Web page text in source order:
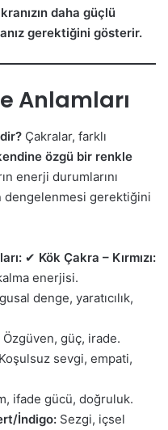
daha güçlü
gerektiğini gösterir.
Anlamları
Çakralar, farklı
özgü bir renkle
enerji durumlarını
dengelenmesi gerektiğini
✔ Kök Çakra – Kırmızı:
enerjisi.
denge, yaratıcılık,
Özgüven, güç, irade.
Koşulsuz sevgi, empati,
ifade gücü, doğruluk.
İndigo: Sezgi, içsel